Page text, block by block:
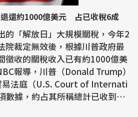
還約1000億美元 占已收稅6成
的「解放日」大規模關稅，今年2
院裁定無效後，根據川普政府最
徵收的關稅收入已有約1000億美
易法庭（U.S. Court of Internati
據，約占其所稱總計已收到約1